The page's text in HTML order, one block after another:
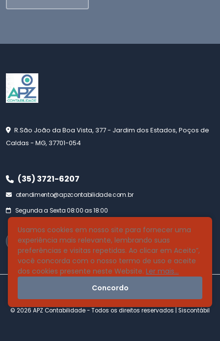
R.São João da Boa Vista, 377 - Jardim dos Estados, Poços de
Caldas - MG, 37701-054
(35) 3721-6207
atendimento@apzcontabilidade.com.br
Segunda a Sexta 08:00 as 18:00
© 2026 APZ Contabilidade - Todos os direitos reservados | Siscontábil
Usamos cookies em nosso site para fornecer uma
experiência mais relevante, lembrando suas
preferências e visitas repetidas. Ao clicar em Aceito”,
você concorda com o nosso termo de uso e aceite
dos cookies presente neste Website. Ler mais...
Concordo